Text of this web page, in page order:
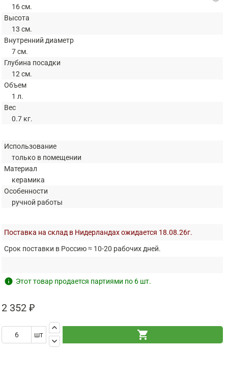
16 см.
Высота
13 см.
Внутренний диаметр
7 см.
Глубина посадки
12 см.
Объем
1 л.
Вес
0.7 кг.
Использование
только в помещении
Материал
керамика
Особенности
ручной работы
Поставка на склад в Нидерландах ожидается 18.08.26г.
Срок поставки в Россию ≈ 10-20 рабочих дней.
info Этот товар продается партиями по 6 шт.
2 352 ₽
шт
keyboard_arrow_up
keyboard_arrow_down
shopping_cart